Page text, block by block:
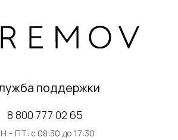
поддержки
8 800 777 02 65
– ПТ: с 08:30 до 17:30